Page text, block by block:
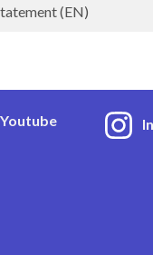
(EN)
Youtube